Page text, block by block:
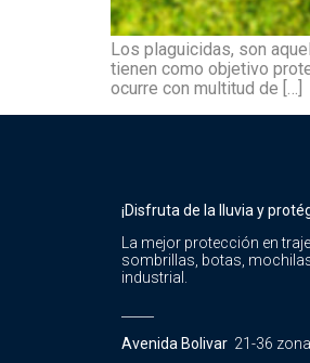
Los plaguicidas, son
tienen como objetivo
ocurre con multitud de […]
¡Disfruta de la lluvia y
La mejor protección en
sombrillas, botas,
industrial.
Avenida Bolivar 21-36